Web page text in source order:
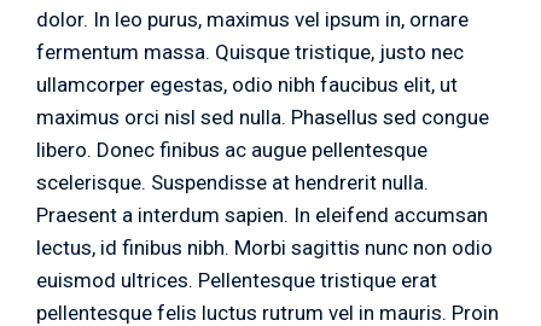
dolor. In leo purus, maximus vel ipsum in, ornare
fermentum massa. Quisque tristique, justo nec
ullamcorper egestas, odio nibh faucibus elit, ut
maximus orci nisl sed nulla. Phasellus sed congue
libero. Donec finibus ac augue pellentesque
scelerisque. Suspendisse at hendrerit nulla.
Praesent a interdum sapien. In eleifend accumsan
lectus, id finibus nibh. Morbi sagittis nunc non odio
euismod ultrices. Pellentesque tristique erat
pellentesque felis luctus rutrum vel in mauris. Proin